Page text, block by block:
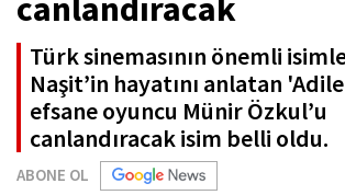
canlandıracak
Türk sinemasının önemli
Naşit’in hayatını anlatan
efsane oyuncu Münir Özkul’u
canlandıracak isim belli oldu.
ABONE OL